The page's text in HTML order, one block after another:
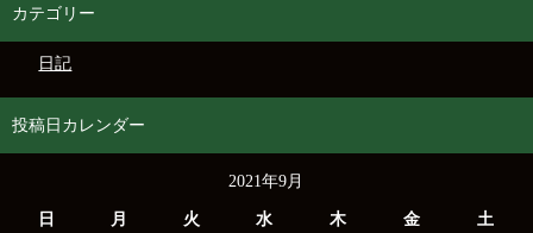
カテゴリー
日記
投稿日カレンダー
2021年9月
日 月 火 水 木 金 土